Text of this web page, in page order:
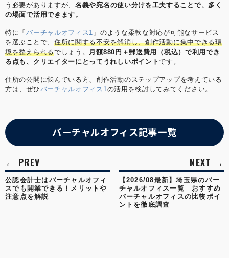
う必要がありますが、 名義や宛名の使い分けを工夫することで、多く
の場面で活用できます。
特に「バーチャルオフィス1 」のような柔軟な対応が可能なサービス
を選ぶことで、 住所に関する不安を解消し、創作活動に集中できる環
境を整えられるでしょう。
月額880円＋郵送費用（税込）で利用でき
る点も、クリエイターにとってうれしいポイントです。
住所の公開に悩んでいる方、創作活動のステップアップを考えている
方は、ぜひバーチャルオフィス1の活用を検討してみてください。
バーチャルオフィス記事一覧
公認会計士はバーチャルオフィ
スでも開業できる！メリットや
注意点を解説
【2026/08最新】埼玉県のバー
チャルオフィス一覧 おすすめ
バーチャルオフィスの比較ポイ
ントを徹底調査